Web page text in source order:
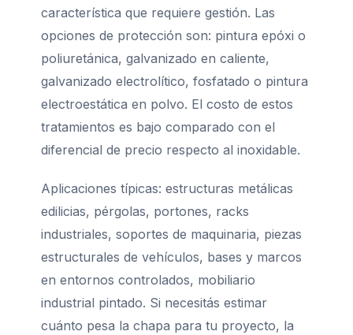
característica que requiere gestión. Las
opciones de protección son: pintura epóxi o
poliuretánica, galvanizado en caliente,
galvanizado electrolítico, fosfatado o pintura
electroestática en polvo. El costo de estos
tratamientos es bajo comparado con el
diferencial de precio respecto al inoxidable.
Aplicaciones típicas: estructuras metálicas
edilicias, pérgolas, portones, racks
industriales, soportes de maquinaria, piezas
estructurales de vehículos, bases y marcos
en entornos controlados, mobiliario
industrial pintado. Si necesitás estimar
cuánto pesa la chapa para tu proyecto, la